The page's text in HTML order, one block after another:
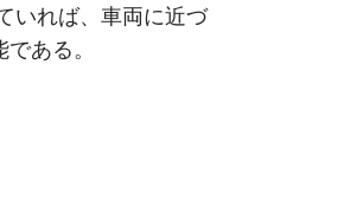
いれば、車両に近づ
ある。